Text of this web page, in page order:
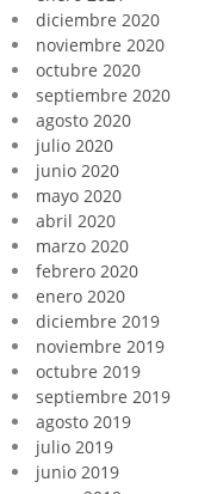
diciembre 2020
noviembre 2020
octubre 2020
septiembre 2020
agosto 2020
julio 2020
junio 2020
mayo 2020
abril 2020
marzo 2020
febrero 2020
enero 2020
diciembre 2019
noviembre 2019
octubre 2019
septiembre 2019
agosto 2019
julio 2019
junio 2019